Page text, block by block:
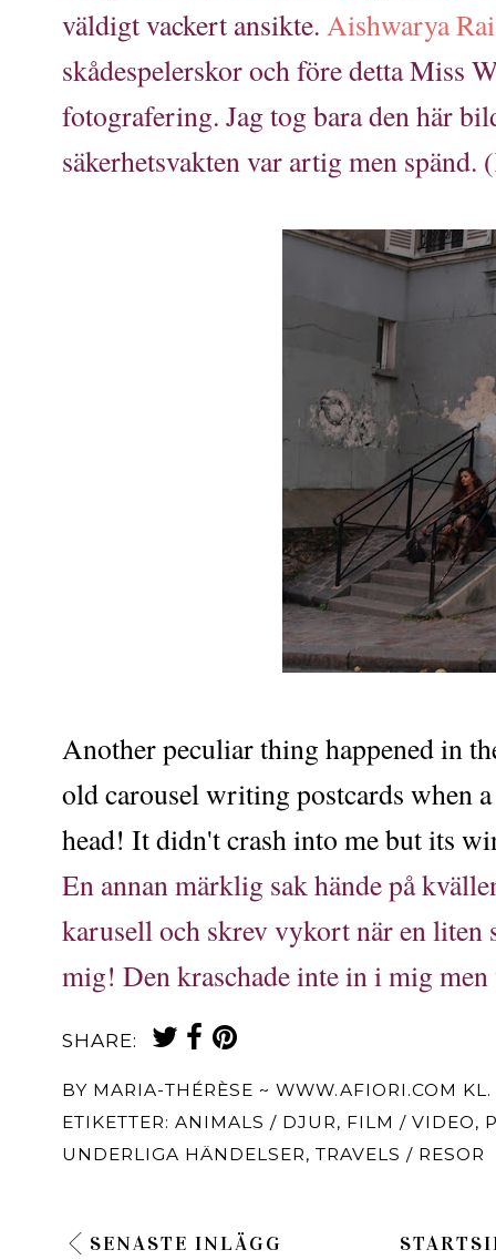
väldigt vackert ansikte. Aishwarya Rai
skådespelerskor och före detta Miss
fotografering. Jag tog bara den här
säkerhetsvakten var artig men
Another peculiar thing happened in
old carousel writing postcards when
head! It didn't crash into me but its
En annan märklig sak hände på
karusell och skrev vykort när en
mig! Den kraschade inte in i mig
SHARE:
BY MARIA-THÉRÈSE ~ WWW.AFIORI.COM KL.
ETIKETTER: ANIMALS / DJUR, FILM / VIDEO,
UNDERLIGA HÄNDELSER, TRAVELS / RESOR
SENASTE INLÄGG